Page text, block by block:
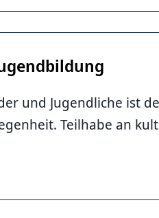
und Jugendliche ist
Teilhabe an